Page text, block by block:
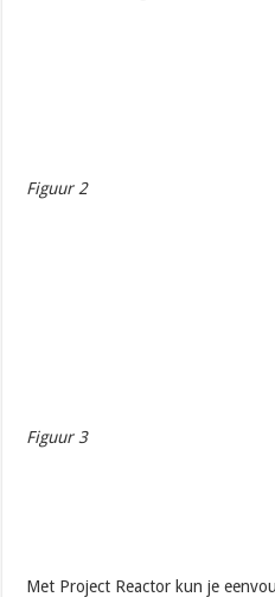
Figuur 2
Figuur 3
Met Project Reactor kun je